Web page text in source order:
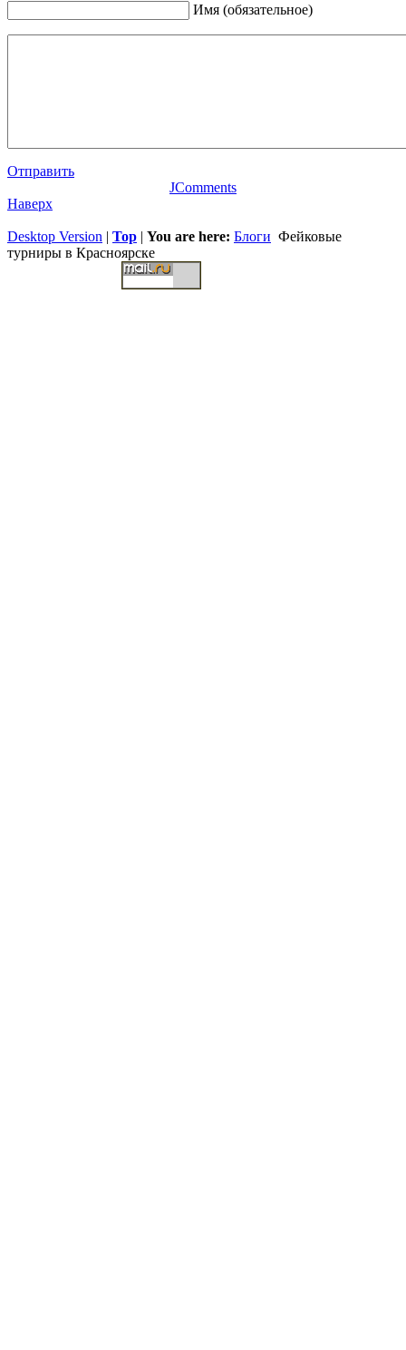
Имя (обязательное)
Отправить
JComments
Наверх
Desktop Version | Top | You are here: Блоги Фейковые
турниры в Красноярске